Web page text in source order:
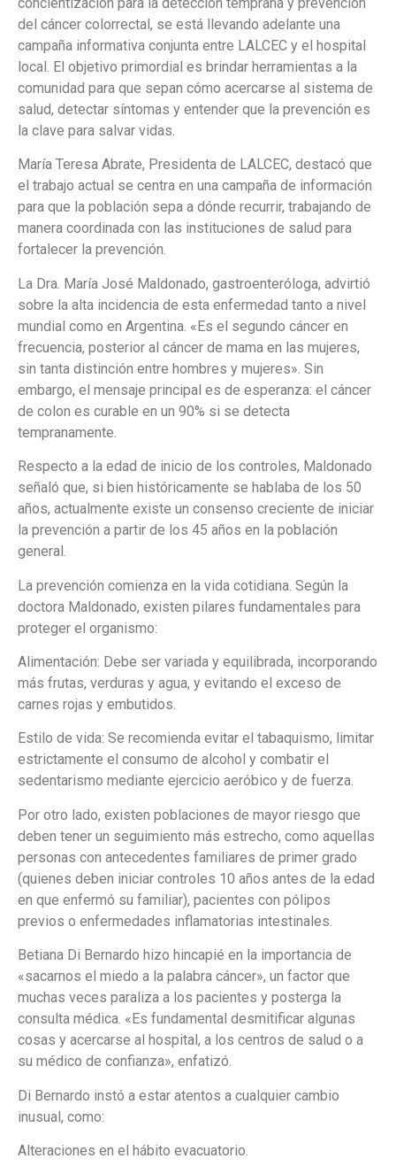
del cáncer colorrectal, se está llevando adelante una
campaña informativa conjunta entre LALCEC y el hospital
local. El objetivo primordial es brindar herramientas a la
comunidad para que sepan cómo acercarse al sistema de
salud, detectar síntomas y entender que la prevención es
la clave para salvar vidas.
María Teresa Abrate, Presidenta de LALCEC, destacó que
el trabajo actual se centra en una campaña de información
para que la población sepa a dónde recurrir, trabajando de
manera coordinada con las instituciones de salud para
fortalecer la prevención.
La Dra. María José Maldonado, gastroenteróloga, advirtió
sobre la alta incidencia de esta enfermedad tanto a nivel
mundial como en Argentina. «Es el segundo cáncer en
frecuencia, posterior al cáncer de mama en las mujeres,
sin tanta distinción entre hombres y mujeres». Sin
embargo, el mensaje principal es de esperanza: el cáncer
de colon es curable en un 90% si se detecta
tempranamente.
Respecto a la edad de inicio de los controles, Maldonado
señaló que, si bien históricamente se hablaba de los 50
años, actualmente existe un consenso creciente de iniciar
la prevención a partir de los 45 años en la población
general.
La prevención comienza en la vida cotidiana. Según la
doctora Maldonado, existen pilares fundamentales para
proteger el organismo:
Alimentación: Debe ser variada y equilibrada, incorporando
más frutas, verduras y agua, y evitando el exceso de
carnes rojas y embutidos.
Estilo de vida: Se recomienda evitar el tabaquismo, limitar
estrictamente el consumo de alcohol y combatir el
sedentarismo mediante ejercicio aeróbico y de fuerza.
Por otro lado, existen poblaciones de mayor riesgo que
deben tener un seguimiento más estrecho, como aquellas
personas con antecedentes familiares de primer grado
(quienes deben iniciar controles 10 años antes de la edad
en que enfermó su familiar), pacientes con pólipos
previos o enfermedades inflamatorias intestinales.
Betiana Di Bernardo hizo hincapié en la importancia de
«sacarnos el miedo a la palabra cáncer», un factor que
muchas veces paraliza a los pacientes y posterga la
consulta médica. «Es fundamental desmitificar algunas
cosas y acercarse al hospital, a los centros de salud o a
su médico de confianza», enfatizó.
Di Bernardo instó a estar atentos a cualquier cambio
inusual, como:
Alteraciones en el hábito evacuatorio.